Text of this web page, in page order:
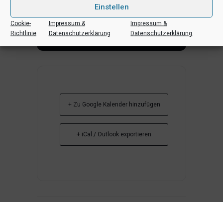
Einstellen
Cookie-
Richtlinie
Impressum &
Datenschutzerklärung
Impressum &
Datenschutzerklärung
+ Zu Google Kalender hinzufügen
+ iCal / Outlook exportieren